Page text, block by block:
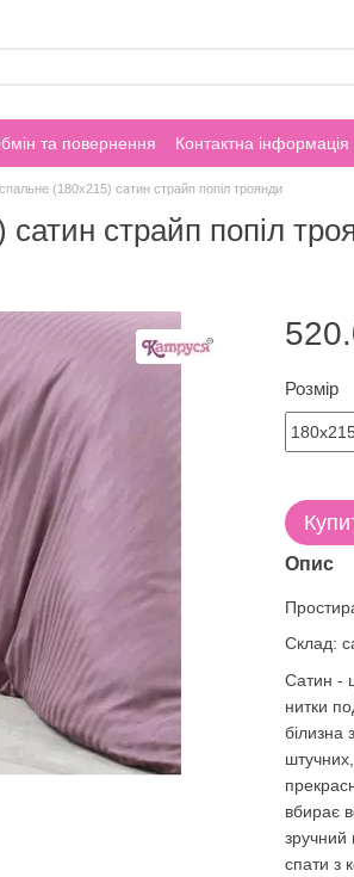
та повернення Контактна інформація
(180х215) сатин страйп попіл троянди
страйп попіл
Розмір
Опис
Cклад:
Сатин -
нитки
білизна
вбирає
зручний
спати з